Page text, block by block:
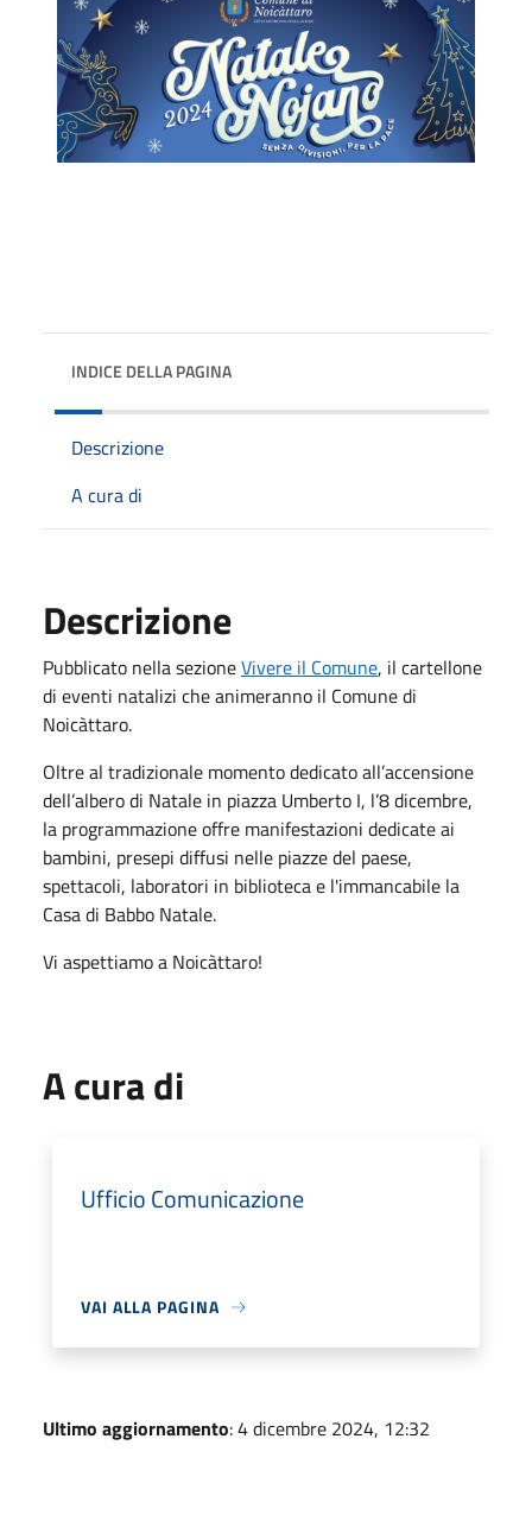
INDICE DELLA PAGINA
Descrizione
A cura di
Descrizione
Pubblicato nella sezioneVivere il Comune, il cartellone
di eventi natalizi che animeranno il Comune di
Noicàttaro.
Oltre al tradizionale momento dedicato all’accensione
dell’albero di Natale in piazza Umberto I, l’8 dicembre,
la programmazione offre manifestazioni dedicate ai
bambini, presepi diffusi nelle piazze del paese,
spettacoli, laboratori in biblioteca e l'immancabile la
Casa di Babbo Natale.
Vi aspettiamo a Noicàttaro!
A cura di
Ufficio Comunicazione
VAI ALLA PAGINA
Ultimo aggiornamento: 4 dicembre 2024, 12:32